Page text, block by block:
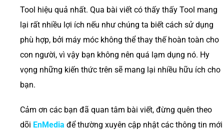
Tool hiệu quả nhất. Qua bài viết có thấy thấy Tool mang
lại rất nhiều lợi ích nếu như chúng ta biết cách sử dụng
phù hợp, bởi máy móc không thể thay thế hoàn toàn cho
con người, vì vậy bạn không nên quá lạm dụng nó. Hy
vọng những kiến thức trên sẽ mang lại nhiều hữu ích cho
bạn.
Cảm ơn các bạn đã quan tâm bài viết, đừng quên theo
dõi EnMedia để thường xuyên cập nhật các thông tin mới